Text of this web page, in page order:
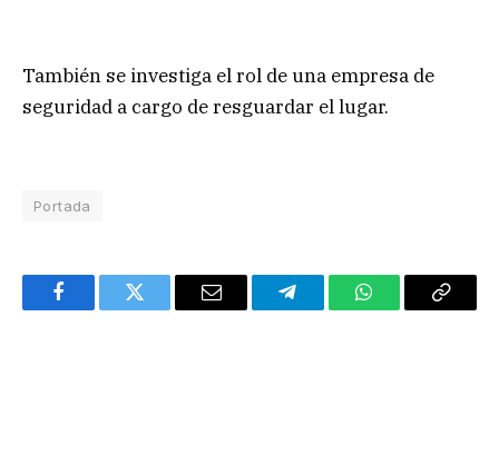
También se investiga el rol de una empresa de
seguridad a cargo de resguardar el lugar.
Portada
FacebookTwitter Email TelegramWhatsAppCopy